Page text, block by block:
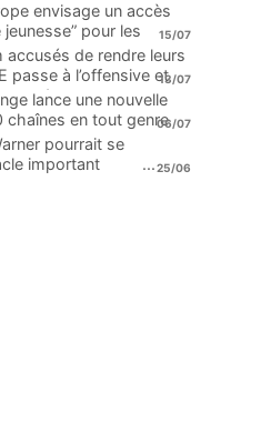
envisage un accès
pour les
...
15/07
de rendre leurs
passe à l’offensive et
record
...
13/07
lance une nouvelle
en tout genre06/07
pourrait se
important
...25/06